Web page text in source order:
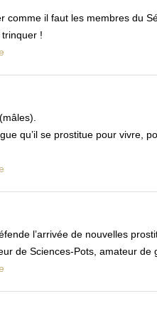
comme il faut les membres du
!
qu’il se prostitue pour vivre,
l’arrivée de nouvelles
de Sciences-Pots, amateur